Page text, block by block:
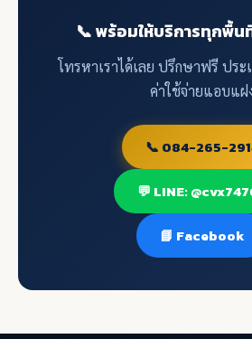
📞 พร้อมให้บริการทุกพื้น
โทรหาเราได้เลย ปรึกษาฟรี ปร
ค่าใช้จ่ายแอบแฝ
📞 084-265-
💬 LINE:
📘 Facebook